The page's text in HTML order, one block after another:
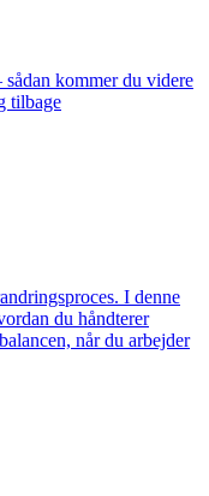
kommer du videre
tilbage
I denne
du håndterer
når du arbejder